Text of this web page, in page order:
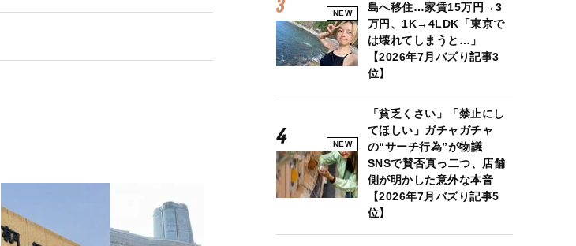
NEW
島へ移住…家賃15万円→3
万円、1K→4LDK「東京で
は壊れてしまうと…」
【2026年7月バズり記事3
位】
NEW
「貧乏くさい」「禁止にし
てほしい」ガチャガチャ
の“サーチ行為”が物議
SNSで賛否真っ二つ、店舗
側が明かした意外な本音
【2026年7月バズり記事5
位】